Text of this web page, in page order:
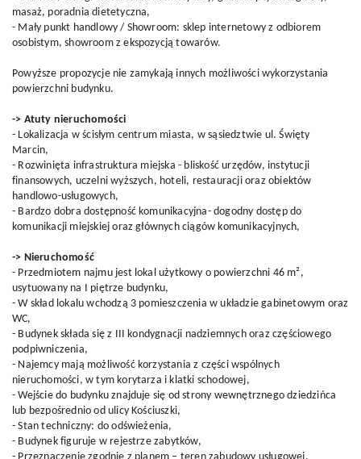
masaż, poradnia dietetyczna,
- Mały punkt handlowy / Showroom: sklep internetowy z odbiorem
osobistym, showroom z ekspozycją towarów.
Powyższe propozycje nie zamykają innych możliwości wykorzystania
powierzchni budynku.
-> Atuty nieruchomości
- Lokalizacja w ścisłym centrum miasta, w sąsiedztwie ul. Święty
Marcin,
- Rozwinięta infrastruktura miejska - bliskość urzędów, instytucji
finansowych, uczelni wyższych, hoteli, restauracji oraz obiektów
handlowo-usługowych,
- Bardzo dobra dostępność komunikacyjna- dogodny dostęp do
komunikacji miejskiej oraz głównych ciągów komunikacyjnych,
-> Nieruchomość
- Przedmiotem najmu jest lokal użytkowy o powierzchni 46 m²,
usytuowany na I piętrze budynku,
- W skład lokalu wchodzą 3 pomieszczenia w układzie gabinetowym oraz
WC,
- Budynek składa się z III kondygnacji nadziemnych oraz częściowego
podpiwniczenia,
- Najemcy mają możliwość korzystania z części wspólnych
nieruchomości, w tym korytarza i klatki schodowej,
- Wejście do budynku znajduje się od strony wewnętrznego dziedzińca
lub bezpośrednio od ulicy Kościuszki,
- Stan techniczny: do odświeżenia,
- Budynek figuruje w rejestrze zabytków,